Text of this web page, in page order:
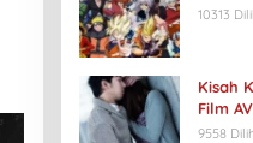
10313
Kisah
Film
9558